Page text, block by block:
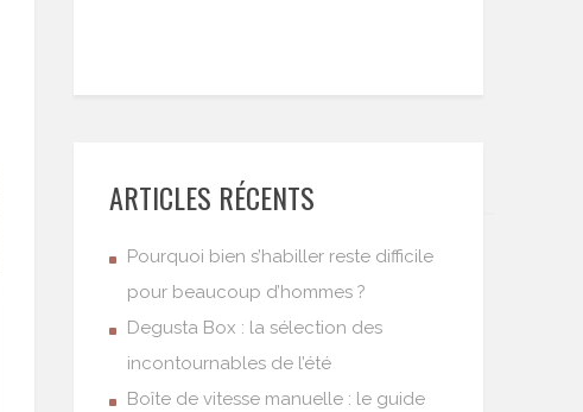
ARTICLES RÉCENTS
Pourquoi bien s’habiller reste difficile
pour beaucoup d’hommes ?
Degusta Box : la sélection des
incontournables de l’été
Boîte de vitesse manuelle : le guide